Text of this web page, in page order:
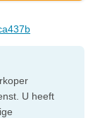
U heeft